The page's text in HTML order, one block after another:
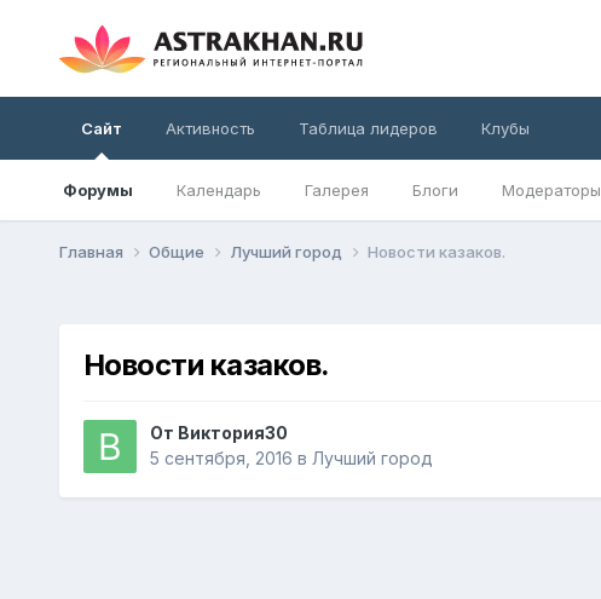
Сайт
Форумы Календарь Галерея Блоги Модераторы
Активность Таблица лидеров Клубы
Главная Общие Лучший город Новости казаков.
Новости казаков.
От Виктория30
5 сентября, 2016 в Лучший город